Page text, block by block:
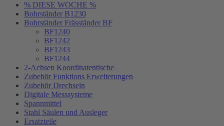
% DIESE WOCHE %
Bohrständer B1230
Bohrständer Fräsständer BF
BF1240
BF1242
BF1243
BF1244
2-Achsen Koordinatentische
Zubehör Funktions Erweiterungen
Zubehör Drechseln
Digitale Messsysteme
Spannmittel
Stahl Säulen und Ausleger
Ersatzteile